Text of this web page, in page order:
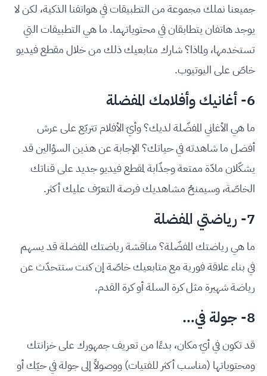
جميعنا نملك مجموعة من التطبيقات في هواتفنا الذكية، لكن لا
يوجد هاتفان يتطابقان في محتوياتهما. ما هي التطبيقات التي
تستخدمها، ولماذا؟ شارك متابعيك ذلك من خلال مقطع فيديو
خاصّ على اليوتيوب.
6- أغانيك وأفلامك المفضلة
ما هي الأغاني المفضّلة لديك؟ وأيّ الأفلام تتربّع على عرش
أفضل ما شاهدته في حياتك؟ الإجابة عن هذين السؤالين قد
يشكّلان مادّة ممتعة وجذّابة لمقطع فيديو جديد على قناتك
الخاصّة، وسيمنحُ مشاهديك فرصة التعرّف عليك أكثر.
7- رياضتي المفضلة
ما هي رياضتك المفضّلة؟ مناقشة رياضتك المفضلة قد يسهم
في بناء علاقة فورية مع متابعيك خاصّة إن كنت ستتحدّث عن
رياضة شهيرة مثل كرة السلة أو كرة القدم.
8- جولة في…
قد تكون في أيّ مكان، بدءًا من تعريف جمهورك على خزانتك
ومحتوياتها (مناسب أكثر للفتيات) ووصولاً إلى جولة في حيّك أو